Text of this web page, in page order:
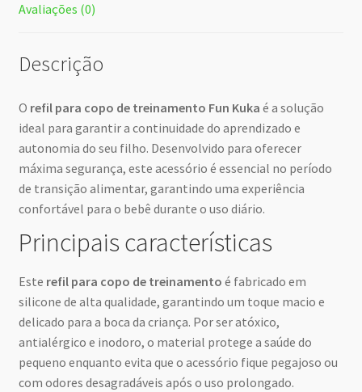
Avaliações (0)
Descrição
O refil para copo de treinamento Fun Kuka é a solução
ideal para garantir a continuidade do aprendizado e
autonomia do seu filho. Desenvolvido para oferecer
máxima segurança, este acessório é essencial no período
de transição alimentar, garantindo uma experiência
confortável para o bebê durante o uso diário.
Principais características
Este refil para copo de treinamento é fabricado em
silicone de alta qualidade, garantindo um toque macio e
delicado para a boca da criança. Por ser atóxico,
antialérgico e inodoro, o material protege a saúde do
pequeno enquanto evita que o acessório fique pegajoso ou
com odores desagradáveis após o uso prolongado.